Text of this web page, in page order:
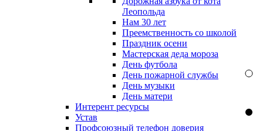
Леопольда
Нам 30 лет
Преемственность со школой
Праздник осени
Мастерская деда мороза
День футбола
День пожарной службы
День музыки
День матери
Интерент ресурсы
Устав
Профсоюзный телефон доверия